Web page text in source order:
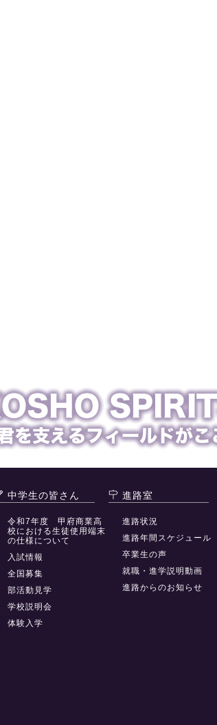
中学生の皆さん
令和7年度 甲府商業高
校における生徒使用端末
の仕様について
入試情報
全国募集
部活動見学
学校説明会
体験入学
進路室
進路状況
進路年間スケジュール
卒業生の声
就職・進学説明動画
進路からのお知らせ